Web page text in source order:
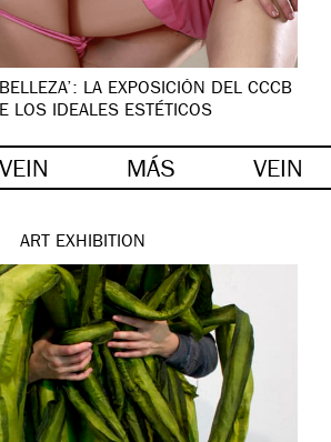
LA EXPOSICIÓN DEL CCCB
LOS IDEALES ESTÉTICOS
VEIN MÁS VEIN
ART EXHIBITION